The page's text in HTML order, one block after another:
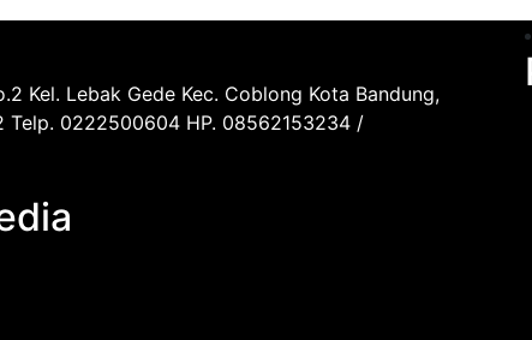
Kel. Lebak Gede Kec. Coblong Kota Bandung,
Telp. 0222500604 HP. 08562153234 /